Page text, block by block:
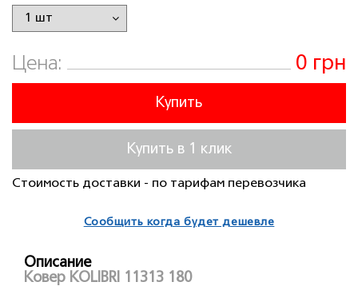
Цена: 0 грн
Купить
Купить в 1 клик
Стоимость доставки - по тарифам перевозчика
Сообщить когда будет дешевле
Описание
Ковер KOLIBRI 11313 180